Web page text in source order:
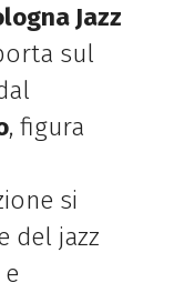
Jazz
sul
, figura
si
del jazz